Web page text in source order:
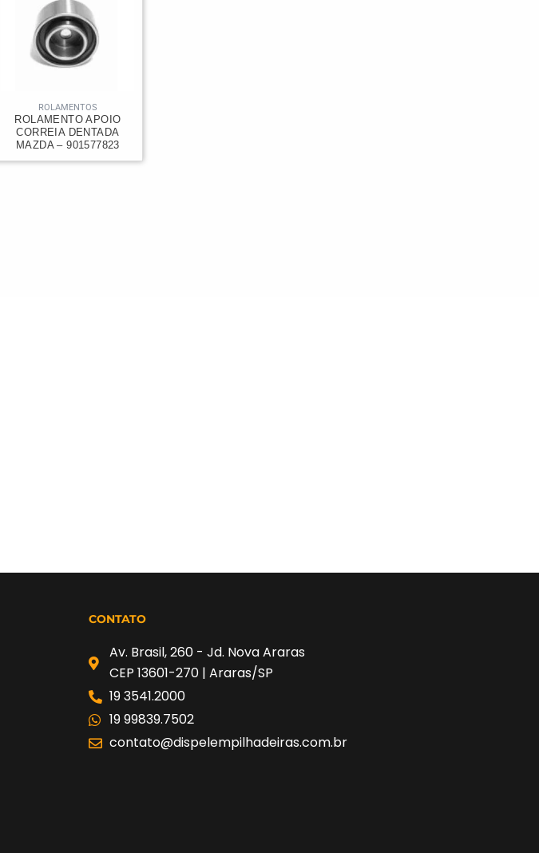
ROLAMENTOS
ROLAMENTO APOIO
CORREIA DENTADA
MAZDA – 901577823
CONTATO
Av. Brasil, 260 - Jd. Nova Araras
CEP 13601-270 | Araras/SP
19 3541.2000
19 99839.7502
contato@dispelempilhadeiras.com.br